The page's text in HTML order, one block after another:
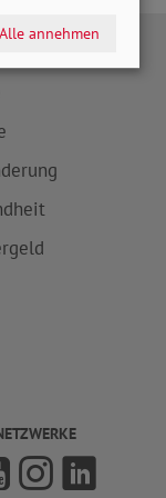
Alle annehmen